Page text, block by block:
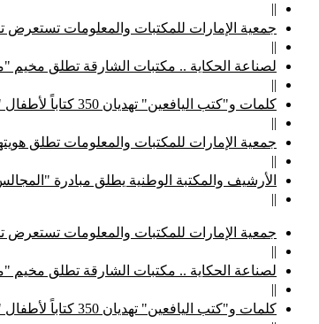
||
جمعية الإمارات للمكتبات والمعلومات تستعرض
||
لصناعة الحكاية .. مكتبات الشارقة تطلق مخيم
||
كلمات و"كتب اليافعين" تهديان 350 كتاباً لأطفال "الإمارات الإنسانية"
||
جمعية الإمارات للمكتبات والمعلومات تطلق
||
الأرشيف والمكتبة الوطنية يطلق مبادرة
||
جمعية الإمارات للمكتبات والمعلومات تستعرض
||
لصناعة الحكاية .. مكتبات الشارقة تطلق مخيم
||
كلمات و"كتب اليافعين" تهديان 350 كتاباً لأطفال "الإمارات الإنسانية"